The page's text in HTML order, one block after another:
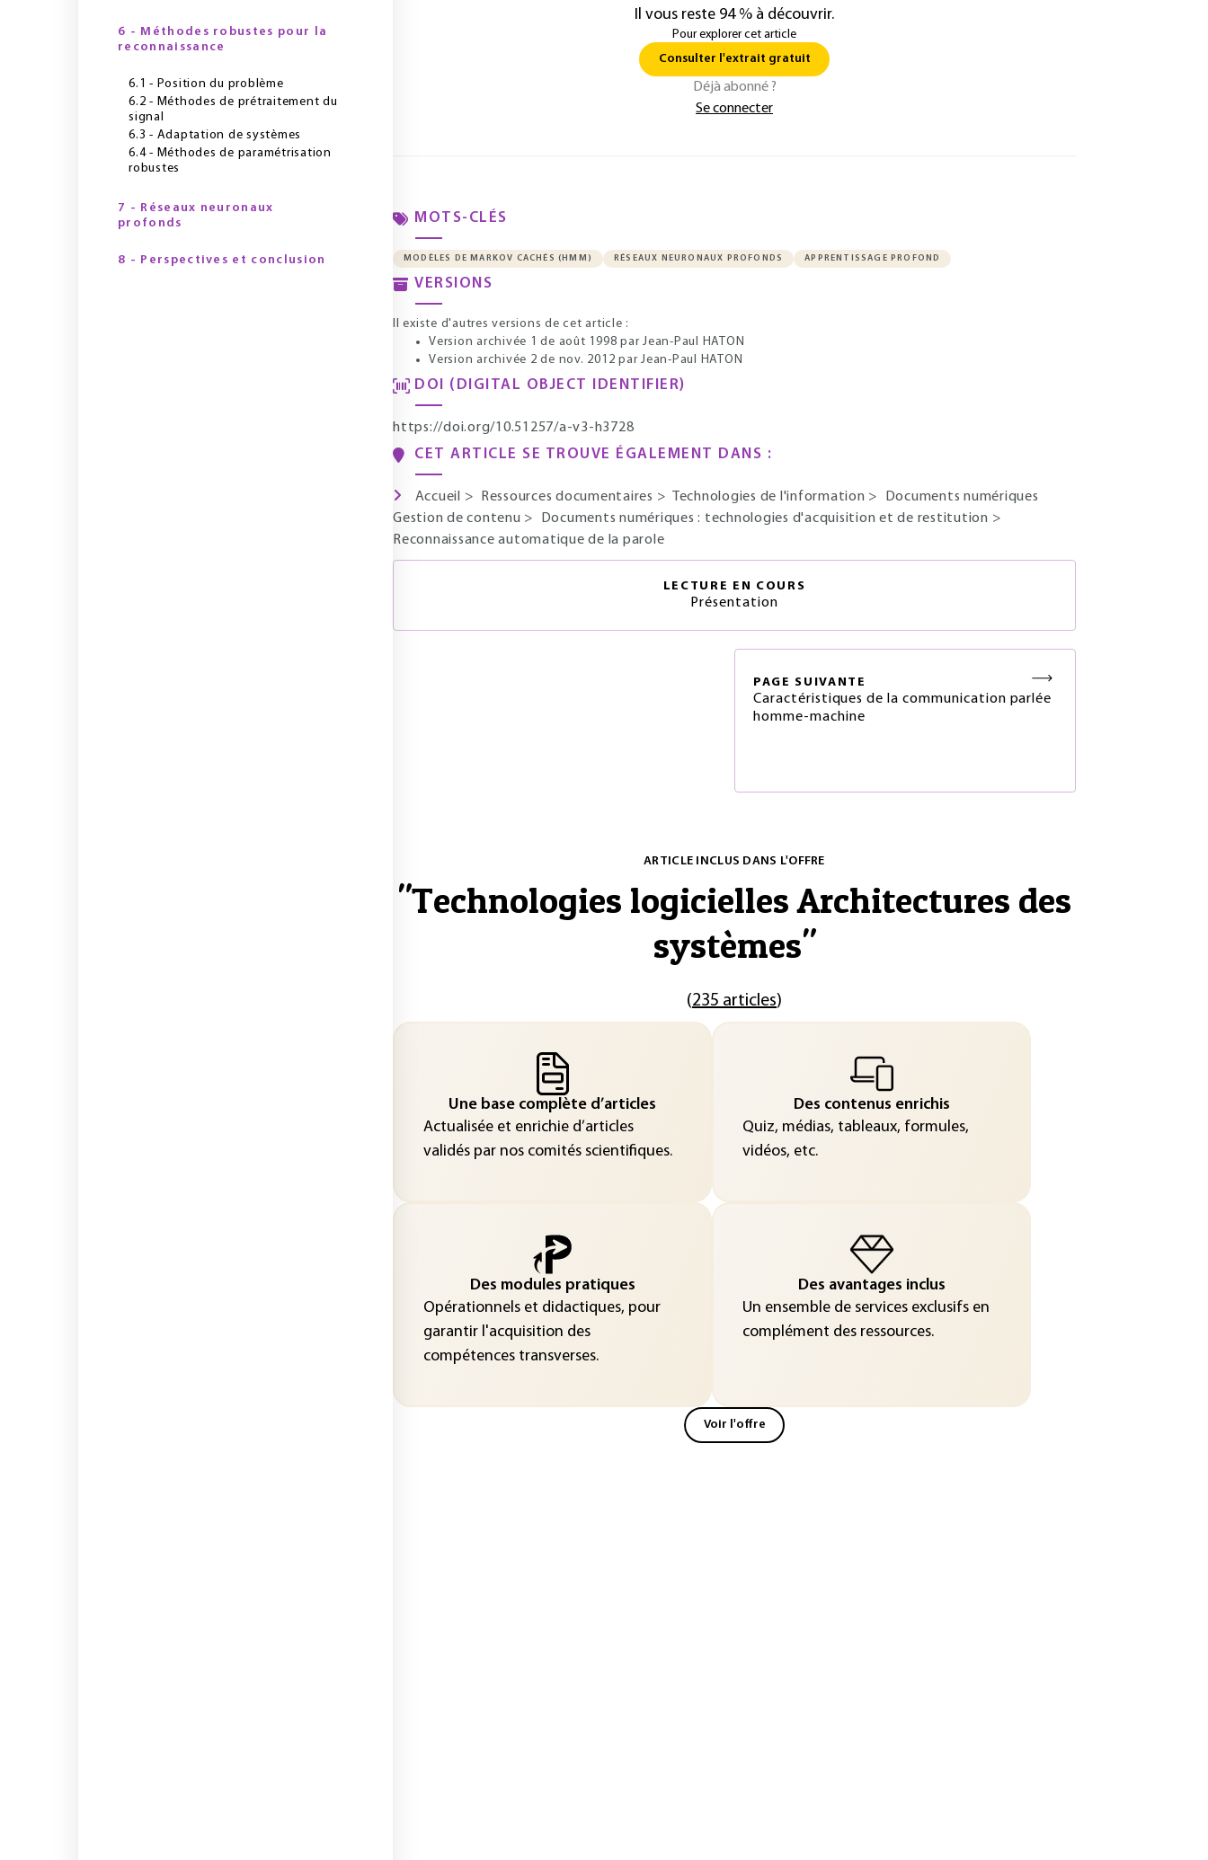
6 - Méthodes robustes pour la
reconnaissance
6.1 - Position du problème
6.2 - Méthodes de prétraitement du
signal
6.3 - Adaptation de systèmes
6.4 - Méthodes de paramétrisation
robustes
7 - Réseaux neuronaux
profonds
8 - Perspectives et conclusion
Il vous reste 94 % à découvrir.
Pour explorer cet article
Consulter l'extrait gratuit
Déjà abonné ?
Se connecter
MOTS-CLÉS
MODÈLES DE MARKOV CACHÉS (HMM) RÉSEAUX NEURONAUX PROFONDS APPRENTISSAGE PROFOND
VERSIONS
Il existe d'autres versions de cet article :
Version archivée 1 de août 1998 par Jean-Paul HATON
Version archivée 2 de nov. 2012 par Jean-Paul HATON
DOI (DIGITAL OBJECT IDENTIFIER)
https://doi.org/10.51257/a-v3-h3728
CET ARTICLE SE TROUVE ÉGALEMENT DANS :
Accueil > Ressources documentaires > Technologies de l'information >
Documents numériques
Gestion de contenu > Documents numériques : technologies d'acquisition et de restitution >
Reconnaissance automatique de la parole
LECTURE EN COURS
Présentation
PAGE SUIVANTE
Caractéristiques de la communication parlée
homme-machine
ARTICLE INCLUS DANS L'OFFRE
"Technologies logicielles Architectures des
systèmes"
(235 articles)
Une base complète d’articles
Actualisée et enrichie d’articles
validés par nos comités scientifiques.
Des contenus enrichis
Quiz, médias, tableaux, formules,
vidéos, etc.
Des modules pratiques
Opérationnels et didactiques, pour
garantir l'acquisition des
compétences transverses.
Des avantages inclus
Un ensemble de services exclusifs en
complément des ressources.
Voir l'offre